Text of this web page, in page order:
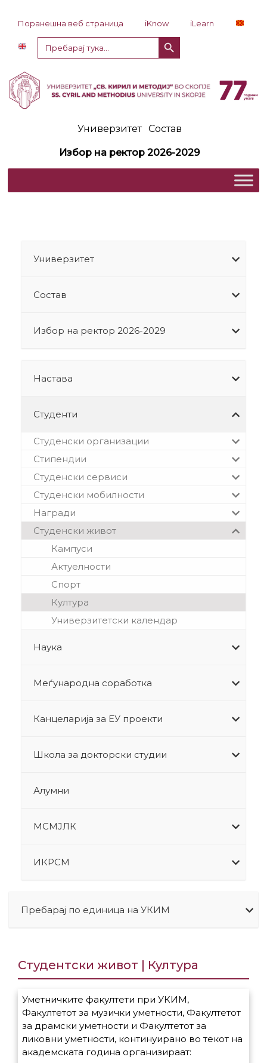
Поранешна веб страница iKnow
iLearn
Пребарај
за:
Копче за пребарување
Универзитет Состав
Избор на ректор 2026-2029
Универзитет
Состав
Избор на ректор 2026-2029
Настава
Студенти
Студенски организации
Стипендии
Студенски сервиси
Студенски мобилности
Награди
Студенски живот
Кампуси
Актуелности
Спорт
Култура
Универзитетски календар
Наука
Меѓународна соработка
Канцеларија за ЕУ проекти
Школа за докторски студии
Алумни
МСМЈЛК
ИКРСМ
Пребарај по единица на УКИМ
Студентски живот | Култура
Уметничките факултети при УКИМ,
Факултетот за музички уметности, Факултетот
за драмски уметности и Факултетот за
ликовни уметности, континуирано во текот на
академската година организираат: